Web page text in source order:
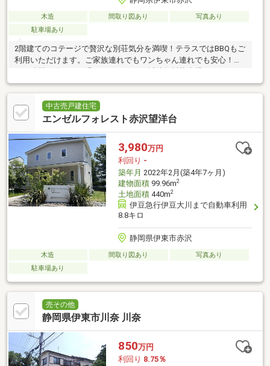
木造 間取り図あり
写真あり
駐車場あり
2階建てのコテージで贅沢な別荘気分を満喫！テラスではBBQもご
利用いただけます。ご家族連れでもワンちゃん連れでも安心！楽
しい時間と休日をお過ごしください。近隣無料駐車場あり
中古売戸建住宅
エンゼルフォレスト赤沢望洋台
3,980万円
利回り -
築年月 2022年2月(築4年7ヶ月)
建物面積99.96m2
土地面積440m2
伊豆急行伊豆大川まで自動車利用
8.8キロ
静岡県伊東市赤沢
木造 間取り図あり
写真あり
駐車場あり
売その他
静岡県伊東市川奈 川奈
850万円
利回り 8.75％